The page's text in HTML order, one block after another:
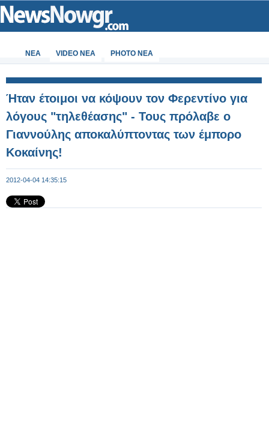
ΝΕΑ VIDEO NEA PHOTO NEA
Ήταν έτοιμοι να κόψουν τον Φερεντίνο για
λόγους "τηλεθέασης" - Τους πρόλαβε ο
Γιαννούλης αποκαλύπτοντας των έμπορο
Κοκαίνης!
2012-04-04 14:35:15